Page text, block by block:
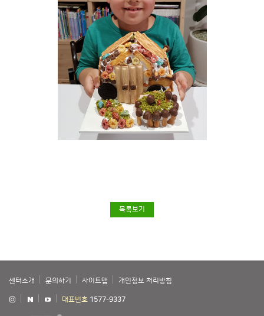
목록보기
센터소개 문의하기 사이트맵 개인정보 처리방침
대표번호 1577-9337